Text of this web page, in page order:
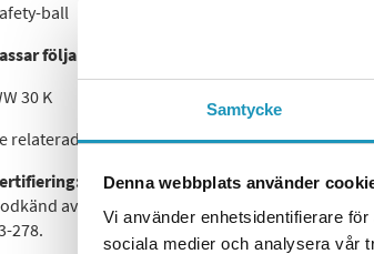
Samtycke
Denna webbplats använder
Vi använder enhetsidentifierare
sociala medier och analysera vår
ball
följande kulkopplingar:
30 K
relaterade produkter längst ner på denna sida
av SBSC (Svenskt Brand- och
278.